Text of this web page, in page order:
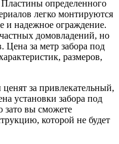
определенного
легко монтируются
и надежное ограждение.
домовладений, но
Цена за метр забора под
размеров,
за привлекательный,
установки забора под
зато вы сможете
которой не будет